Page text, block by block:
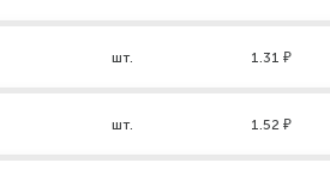
шт. 1.31 ₽
шт. 1.52 ₽